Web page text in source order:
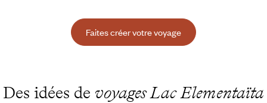
Faites créer votre voyage
Des idées de voyages Lac Elementaïta